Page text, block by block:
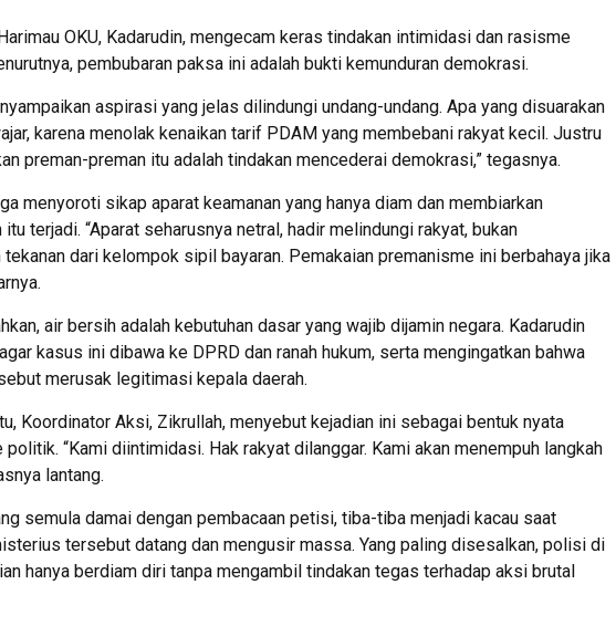
OKU, Kadarudin, mengecam keras tindakan intimidasi dan rasisme
pembubaran paksa ini adalah bukti kemunduran demokrasi.
aspirasi yang jelas dilindungi undang-undang. Apa yang disuarakan
karena menolak kenaikan tarif PDAM yang membebani rakyat kecil. Justru
preman-preman itu adalah tindakan mencederai demokrasi,” tegasnya.
menyoroti sikap aparat keamanan yang hanya diam dan membiarkan
itu terjadi. “Aparat seharusnya netral, hadir melindungi rakyat, bukan
tekanan dari kelompok sipil bayaran. Pemakaian premanisme ini berbahaya jika
air bersih adalah kebutuhan dasar yang wajib dijamin negara. Kadarudin
kasus ini dibawa ke DPRD dan ranah hukum, serta mengingatkan bahwa
merusak legitimasi kepala daerah.
Koordinator Aksi, Zikrullah, menyebut kejadian ini sebagai bentuk nyata
“Kami diintimidasi. Hak rakyat dilanggar. Kami akan menempuh langkah
lantang.
semula damai dengan pembacaan petisi, tiba-tiba menjadi kacau saat
tersebut datang dan mengusir massa. Yang paling disesalkan, polisi di
hanya berdiam diri tanpa mengambil tindakan tegas terhadap aksi brutal